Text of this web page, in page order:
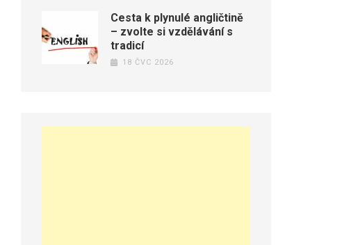
Cesta k plynulé angličtině
– zvolte si vzdělávání s
tradicí
18 ČVC 2026